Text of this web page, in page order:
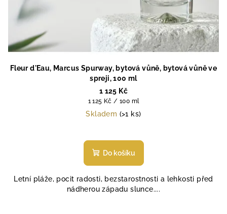
Fleur d'Eau, Marcus Spurway, bytová vůně, bytová vůně ve
spreji, 100 ml
1 125 Kč
Měrná
cena:
1 125 Kč / 100 ml
Skladem (>1 ks)
hodnocení
produktu
z
5
Do košíku
Letní pláže, pocit radosti, bezstarostnosti a lehkosti před
nádherou západu slunce....